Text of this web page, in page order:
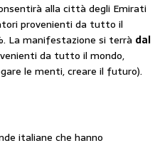
alla città degli Emirati
provenienti da tutto il
La manifestazione si terrà dal
da tutto il mondo,
le menti, creare il futuro).
italiane che hanno